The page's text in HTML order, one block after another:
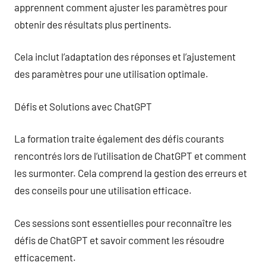
apprennent comment ajuster les paramètres pour
obtenir des résultats plus pertinents.
Cela inclut l’adaptation des réponses et l’ajustement
des paramètres pour une utilisation optimale.
Défis et Solutions avec ChatGPT
La formation traite également des défis courants
rencontrés lors de l’utilisation de ChatGPT et comment
les surmonter. Cela comprend la gestion des erreurs et
des conseils pour une utilisation efficace.
Ces sessions sont essentielles pour reconnaître les
défis de ChatGPT et savoir comment les résoudre
efficacement.